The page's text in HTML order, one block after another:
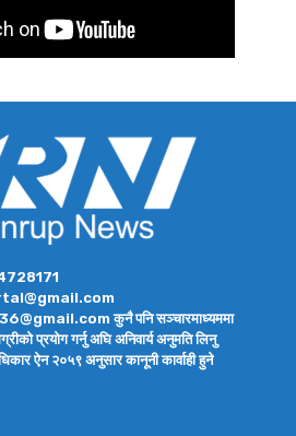
कुनै पनि सञ्चारमाध्यममा
प्रयोग गर्नु अघि अनिवार्य अनुमति लिनु
ऐन २०५९ अनुसार कानूनी कार्वाही हुने